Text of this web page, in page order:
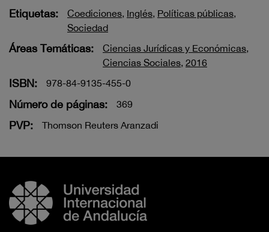
Etiquetas: Coediciones, Inglés, Políticas públicas,
Sociedad
Áreas Temáticas: Ciencias Jurídicas y Económicas,
Ciencias Sociales, 2016
ISBN: 978-84-9135-455-0
Número de páginas: 369
PVP: Thomson Reuters Aranzadi